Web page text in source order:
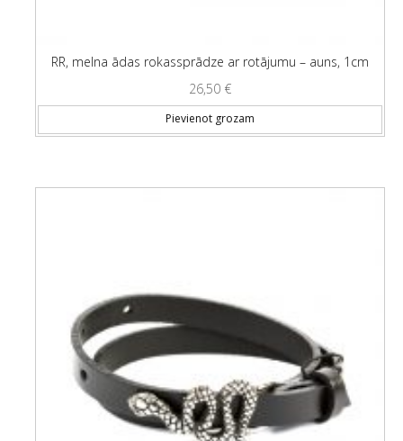
RR, melna ādas rokassprādze ar rotājumu – auns, 1cm
26,50 €
Pievienot grozam